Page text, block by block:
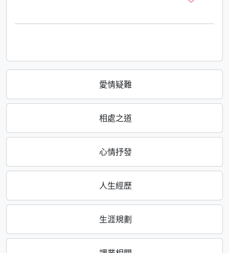
愛情疑難
相處之道
心情抒發
人生經歷
生涯規劃